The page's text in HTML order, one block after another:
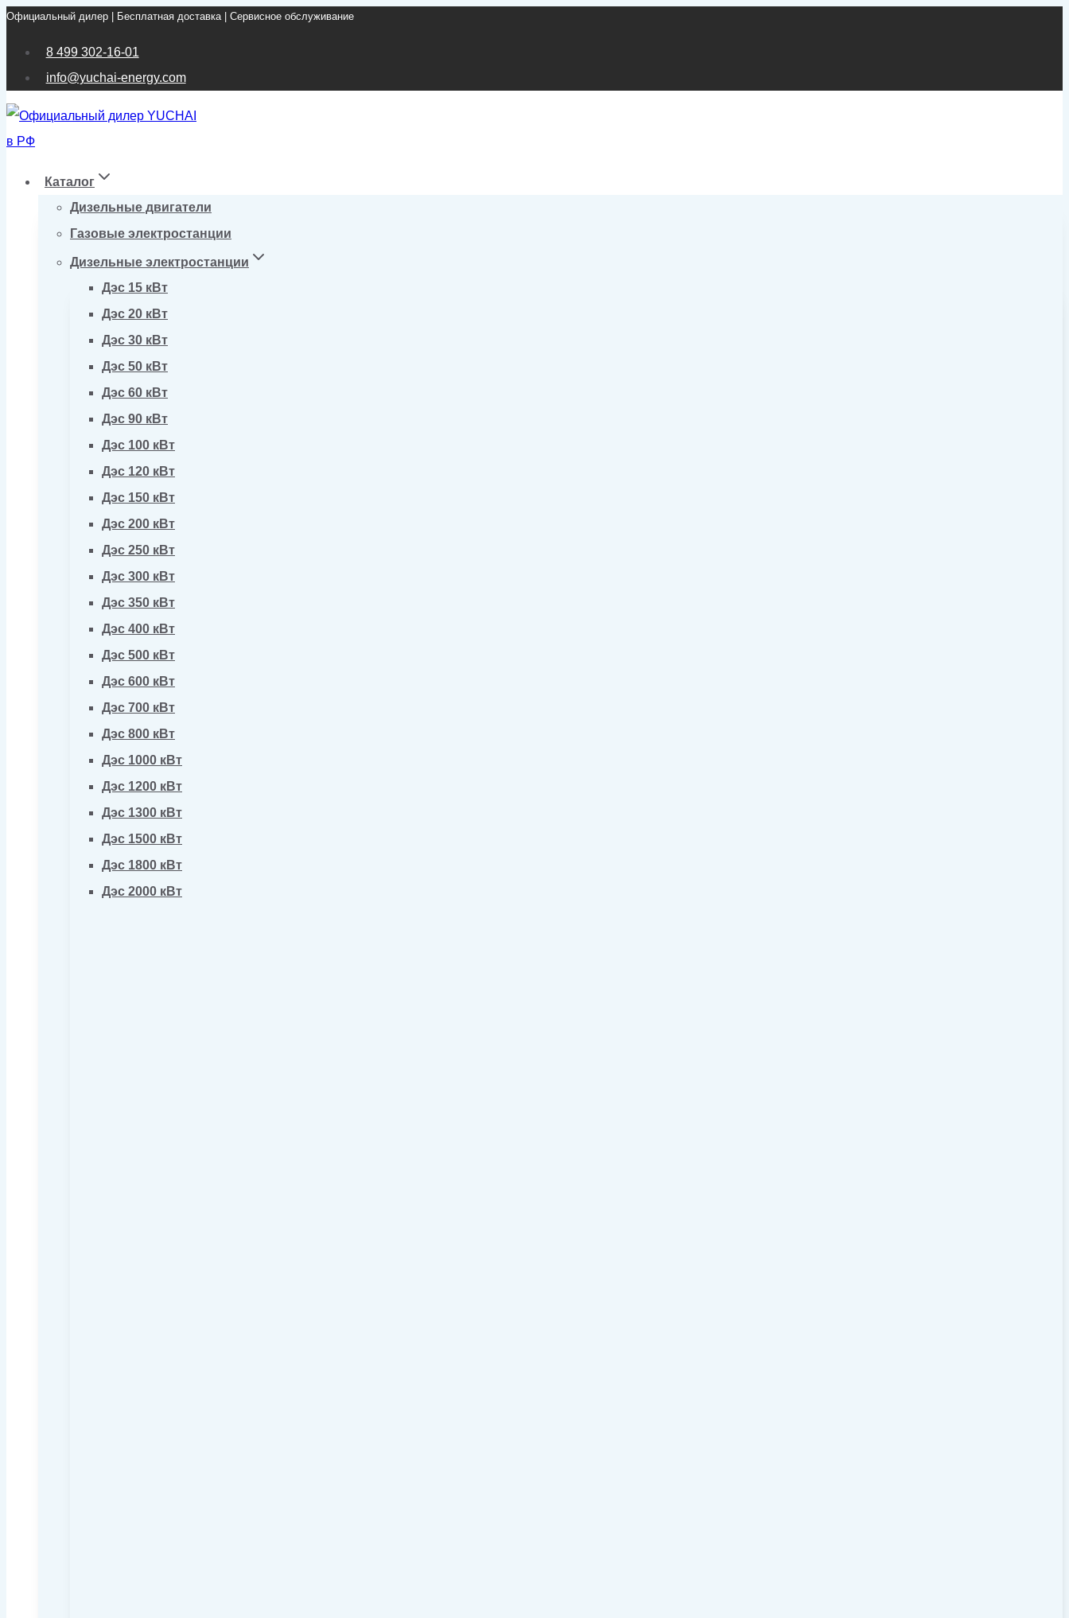
Перейти
Официальный дилер | Бесплатная доставка | Сервисное обслуживание
8 499 302-16-01
info@yuchai-energy.com
Каталог
Дизельные двигатели
Газовые электростанции
Дизельные электростанции
Дэс 15 кВт
Дэс 20 кВт
Дэс 30 кВт
Дэс 50 кВт
Дэс 60 кВт
Дэс 90 кВт
Дэс 100 кВт
Дэс 120 кВт
Дэс 150 кВт
Дэс 200 кВт
Дэс 250 кВт
Дэс 300 кВт
Дэс 350 кВт
Дэс 400 кВт
Дэс 500 кВт
Дэс 600 кВт
Дэс 700 кВт
Дэс 800 кВт
Дэс 1000 кВт
Дэс 1200 кВт
Дэс 1300 кВт
Дэс 1500 кВт
Дэс 1800 кВт
Дэс 2000 кВт